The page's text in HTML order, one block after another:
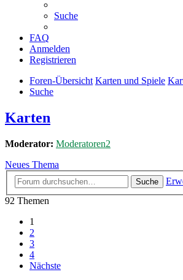
Suche
FAQ
Anmelden
Registrieren
Foren-Übersicht Karten und Spiele
Suche
Karten
Moderator: Moderatoren2
Neues Thema
Suche
92 Themen
1
2
3
4
Nächste